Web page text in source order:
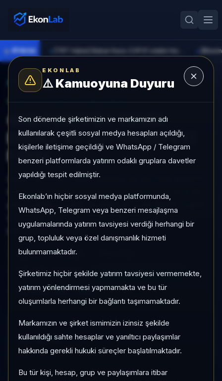
EKONLAB
⚠️Kamuoyuna Duyuru
Son dönemde şirketimizin ve markamızın adı
kullanılarak çeşitli sosyal medya hesapları açıldığı,
kişilerle iletişime geçildiği ve WhatsApp / Telegram
benzeri platformlarda yatırım odaklı gruplara davetler
yapıldığı tespit edilmiştir.
Ekonlab’ın hiçbir sosyal medya platformunda,
WhatsApp, Telegram veya benzeri mesajlaşma
uygulamalarında yatırım tavsiyesi verdiği herhangi bir
grup, topluluk veya özel danışmanlık hizmeti
bulunmamaktadır.
Şirketimiz hiçbir şekilde yatırım tavsiyesi vermemekte,
yatırım yönlendirmesi yapmamakta ve bu tür
oluşumlarla herhangi bir bağlantı taşımamaktadır.
Markamızın ve şirket ismimizin izinsiz şekilde
kullanıldığı sahte hesaplar ve yanıltıcı paylaşımlar
hakkında gerekli hukuki süreçler başlatılmaktadır.
Bu tür kişi, hesap, grup ve paylaşımlara itibar
● PİYASA
AI Fon Radar Fon Sepeti
SUNUCU TARAFI FON GIRIŞI
QNB PORTFÖY TEMİZ
ENERJİ VE SU FON SEPETİ
FONU
QNB PORTFÖY TEMİZ ENERJİ VE SU FON SEPETİ
FONU, Fon Sepeti kategorisinde son 1 ayda %-1,78
getiri, kategori içinde momentum sırası 50/77, 1 aylık
izlenebilen bir fondur.
OLD Fon Sepeti
Son fiyat: 3,191474 TEFAS'ta İşlem Görüyor
Son işlem farkı:0 gün
1 AY VE 3 AY PERFORMANS
%-1,78
3 Ay:+%1,76